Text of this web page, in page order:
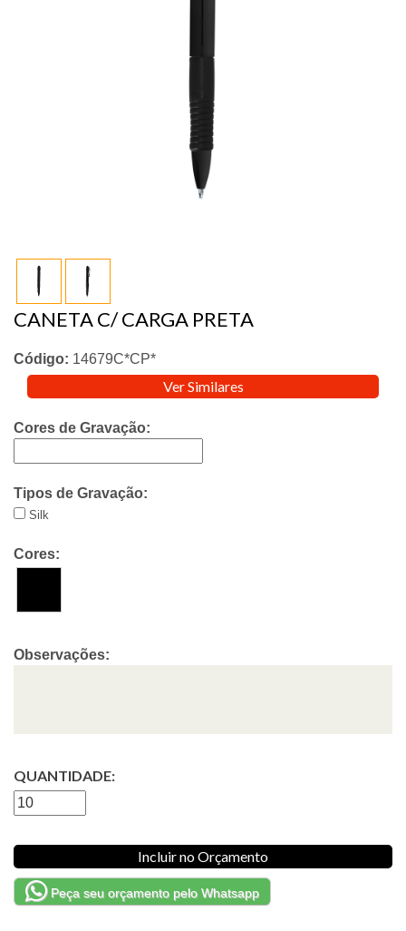
CANETA C/ CARGA PRETA
Código: 14679C*CP*
Ver Similares
Cores de Gravação:
Tipos de Gravação:
Silk
Cores:
Observações:
QUANTIDADE:
Incluir no Orçamento
Peça seu orçamento pelo Whatsapp